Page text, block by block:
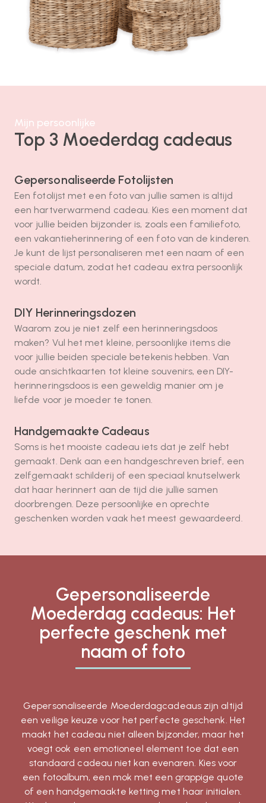
Mijn persoonlijke
Top 3 Moederdag cadeaus
Gepersonaliseerde Fotolijsten
Een fotolijst met een foto van jullie samen is altijd
een hartverwarmend cadeau. Kies een moment dat
voor jullie beiden bijzonder is, zoals een familiefoto,
een vakantieherinnering of een foto van de kinderen.
Je kunt de lijst personaliseren met een naam of een
speciale datum, zodat het cadeau extra persoonlijk
wordt.
DIY Herinneringsdozen
Waarom zou je niet zelf een herinneringsdoos
maken? Vul het met kleine, persoonlijke items die
voor jullie beiden speciale betekenis hebben. Van
oude ansichtkaarten tot kleine souvenirs, een DIY-
herinneringsdoos is een geweldig manier om je
liefde voor je moeder te tonen.
Handgemaakte Cadeaus
Soms is het mooiste cadeau iets dat je zelf hebt
gemaakt. Denk aan een handgeschreven brief, een
zelfgemaakt schilderij of een speciaal knutselwerk
dat haar herinnert aan de tijd die jullie samen
doorbrengen. Deze persoonlijke en oprechte
geschenken worden vaak het meest gewaardeerd.
Gepersonaliseerde
Moederdag cadeaus: Het
perfecte geschenk met
naam of foto
Gepersonaliseerde Moederdagcadeaus zijn altijd
een veilige keuze voor het perfecte geschenk. Het
maakt het cadeau niet alleen bijzonder, maar het
voegt ook een emotioneel element toe dat een
standaard cadeau niet kan evenaren. Kies voor
een fotoalbum, een mok met een grappige quote
of een handgemaakte ketting met haar initialen.